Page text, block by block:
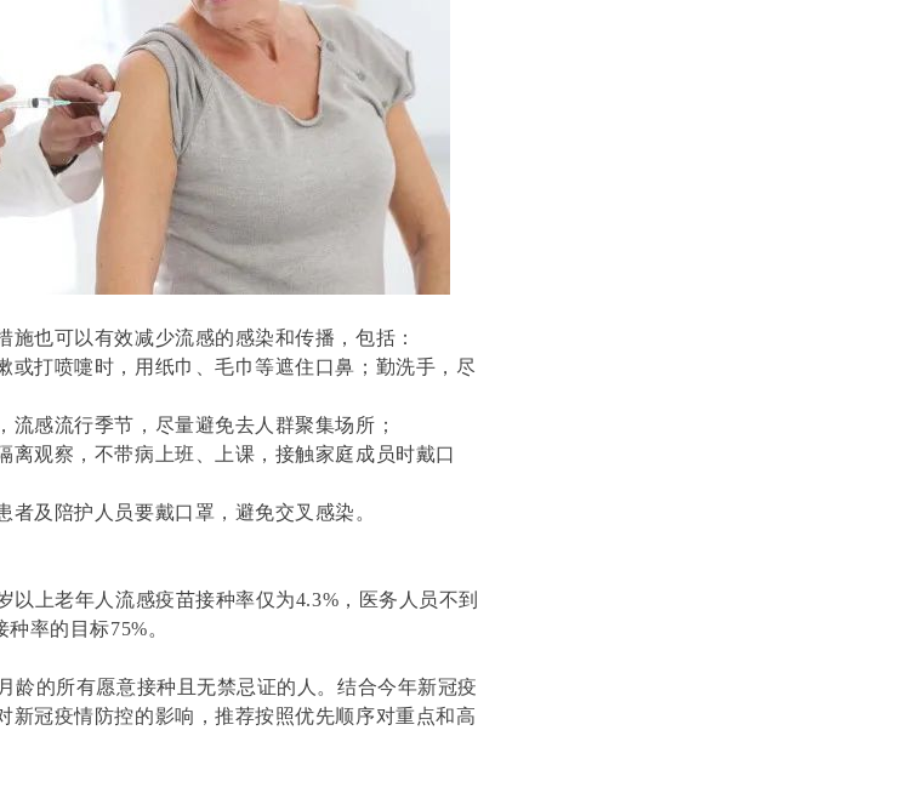
施也可以有效减少流感的感染和传播，包括：
或打喷嚏时，用纸巾、毛巾等遮住口鼻；勤洗手，尽
流感流行季节，尽量避免去人群聚集场所；
离观察，不带病上班、上课，接触家庭成员时戴口
及陪护人员要戴口罩，避免交叉感染。
以上老年人流感疫苗接种率仅为4.3%，医务人员不到
种率的目标75%。
龄的所有愿意接种且无禁忌证的人。结合今年新冠疫
新冠疫情防控的影响，推荐按照优先顺序对重点和高